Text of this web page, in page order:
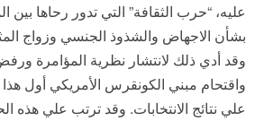
عليه، “حرب الثقافة” التي تدور رحاها بين
بشأن الاجهاض والشذوذ الجنسي وزواج
وقد أدي ذلك لانتشار نظرية المؤامرة ورفض
واقتحام مبني الكونقرس الأمريكي أول هذا
علي نتائج الانتخابات. وقد ترتب علي هذه